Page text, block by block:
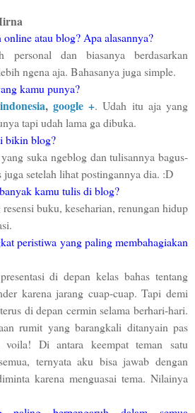
atau blog? Apa alasannya?
dan biasanya berdasarkan
ngena aja. Bahasanya juga simple.
kamu punya?
, google +. Udah itu aja yang
tapi udah lama ga dibuka.
bikin blog?
suka ngeblog dan tulisannya bagus-
setelah lihat postingannya dia. :D
kamu tulis di blog?
buku, keseharian, renungan hidup
peristiwa yang paling membahagiakan
di depan kelas bahas tentang
karena jarang cuap-cuap. Tapi demi
di depan cermin selama berhari-hari.
rumit yang barangkali ditanyain pas
voila! Di antara keempat teman satu
ternyata aku bisa jawab dengan
karena menguasai tema. Nilainya